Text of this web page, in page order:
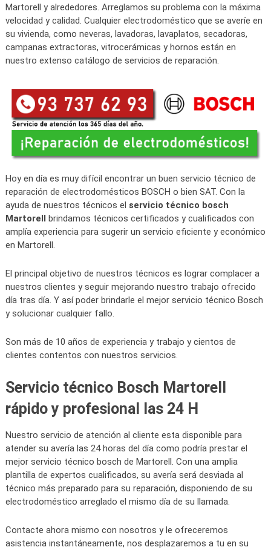
Martorell y alrededores. Arreglamos su problema con la máxima
velocidad y calidad. Cualquier electrodoméstico que se averíe en
su vivienda, como neveras, lavadoras, lavaplatos, secadoras,
campanas extractoras, vitrocerámicas y hornos están en
nuestro extenso catálogo de servicios de reparación.
Hoy en día es muy difícil encontrar un buen servicio técnico de
reparación de electrodomésticos BOSCH o bien SAT. Con la
ayuda de nuestros técnicos el servicio técnico bosch
Martorell brindamos técnicos certificados y cualificados con
amplía experiencia para sugerir un servicio eficiente y económico
en Martorell.
El principal objetivo de nuestros técnicos es lograr complacer a
nuestros clientes y seguir mejorando nuestro trabajo ofrecido
día tras día. Y así poder brindarle el mejor servicio técnico Bosch
y solucionar cualquier fallo.
Son más de 10 años de experiencia y trabajo y cientos de
clientes contentos con nuestros servicios.
Servicio técnico Bosch Martorell
rápido y profesional las 24 H
Nuestro servicio de atención al cliente esta disponible para
atender su avería las 24 horas del día como podría prestar el
mejor servicio técnico bosch de Martorell. Con una amplia
plantilla de expertos cualificados, su avería será desviada al
técnico más preparado para su reparación, disponiendo de su
electrodoméstico arreglado el mismo día de su llamada.
Contacte ahora mismo con nosotros y le ofreceremos
asistencia instantáneamente, nos desplazaremos a tu en su